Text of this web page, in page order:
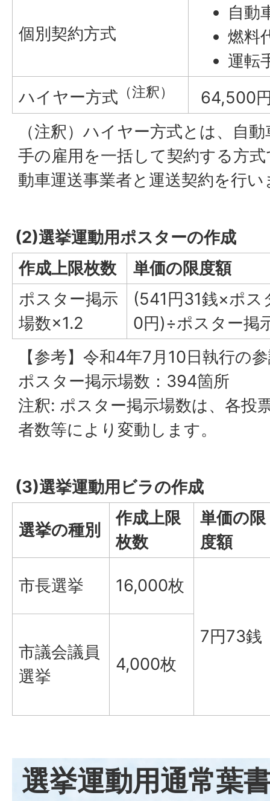
個別契約方式
自動
燃料
運転
ハイヤー方式 （注釈）
64,500
（注釈）ハイヤー方式とは、自
手の雇用を一括して契約する方
動車運送事業者と運送契約を行い
(2)選挙運動用ポスターの作成
作成上限枚数
単価の限度額
ポスター掲示
場数×1.2
(541円31銭×ポス
0円)÷ポスター掲
【参考】令和4年7月10日執行の
ポスター掲示場数：394箇所
注釈: ポスター掲示場数は、各投
者数等により変動します。
(3)選挙運動用ビラの作成
選挙の種別
作成上限
枚数
単価の限
度額
市長選挙 16,000枚
7円73銭
市議会議員
選挙
4,000枚
選挙運動用通常葉